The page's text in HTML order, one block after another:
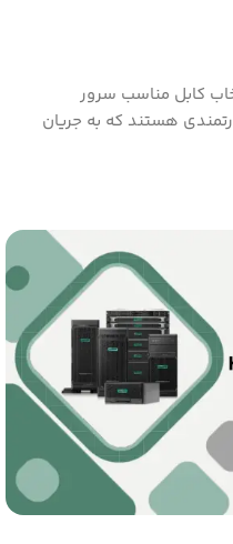
کابل مناسب سرور
هستند که به جریان